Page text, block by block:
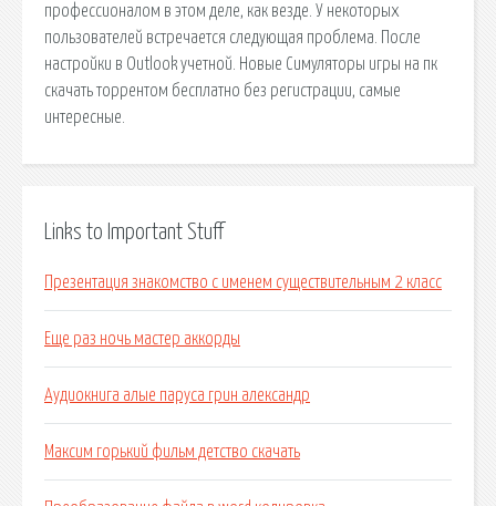
профессионалом в этом деле, как везде. У некоторых
пользователей встречается следующая проблема. После
настройки в Outlook учетной. Новые Симуляторы игры на пк
скачать торрентом бесплатно без регистрации, самые
интересные.
Links to Important Stuff
Презентация знакомство с именем существительным 2 класс
Еще раз ночь мастер аккорды
Аудиокнига алые паруса грин александр
Максим горький фильм детство скачать